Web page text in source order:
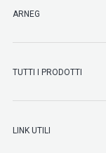
ARNEG
TUTTI I PRODOTTI
LINK UTILI